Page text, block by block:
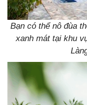
Bạn có thể nô đùa
xanh mát tại khu